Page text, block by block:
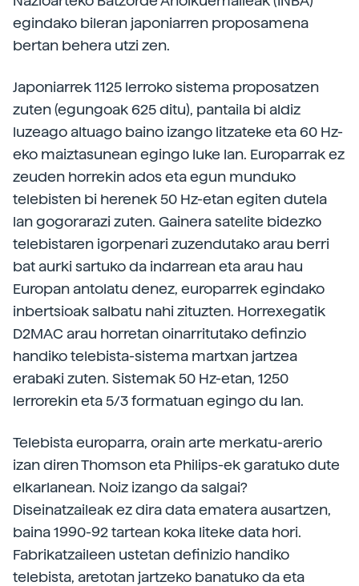
egindako bileran japoniarren proposamena
bertan behera utzi zen.
Japoniarrek 1125 lerroko sistema proposatzen
zuten (egungoak 625 ditu), pantaila bi aldiz
luzeago altuago baino izango litzateke eta 60 Hz-
eko maiztasunean egingo luke lan. Europarrak ez
zeuden horrekin ados eta egun munduko
telebisten bi herenek 50 Hz-etan egiten dutela
lan gogorarazi zuten. Gainera satelite bidezko
telebistaren igorpenari zuzendutako arau berri
bat aurki sartuko da indarrean eta arau hau
Europan antolatu denez, europarrek egindako
inbertsioak salbatu nahi zituzten. Horrexegatik
D2MAC arau horretan oinarritutako definzio
handiko telebista-sistema martxan jartzea
erabaki zuten. Sistemak 50 Hz-etan, 1250
lerrorekin eta 5/3 formatuan egingo du lan.
Telebista europarra, orain arte merkatu-arerio
izan diren Thomson eta Philips-ek garatuko dute
elkarlanean. Noiz izango da salgai?
Diseinatzaileak ez dira data ematera ausartzen,
baina 1990-92 tartean koka liteke data hori.
Fabrikatzaileen ustetan definizio handiko
telebista, aretotan jartzeko banatuko da eta